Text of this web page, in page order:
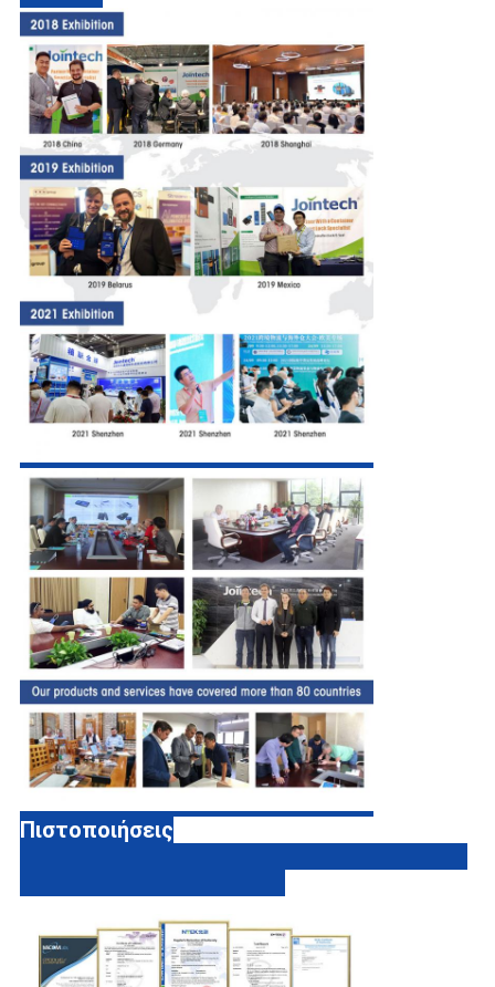
Πιστοποιήσεις